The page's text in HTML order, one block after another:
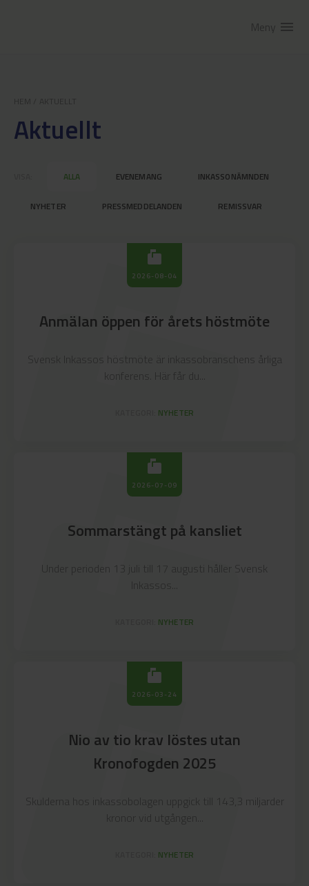
Meny menu
AKTUELLT
Aktuellt
ALLA EVENEMANG INKASSONÄMNDEN
NYHETER PRESSMEDDELANDEN REMISSVAR
markunread_mailbox
2026-08-04
Anmälan öppen för årets höstmöte
Svensk Inkassos höstmöte är inkassobranschens årliga
konferens. Här får du...
NYHETER
markunread_mailbox
2026-07-09
Sommarstängt på kansliet
Under perioden 13 juli till 17 augusti håller Svensk
Inkassos...
NYHETER
markunread_mailbox
2026-03-24
Nio av tio krav löstes utan
Kronofogden 2025
Skulderna hos inkassobolagen uppgick till 143,3 miljarder
kronor vid utgången...
NYHETER